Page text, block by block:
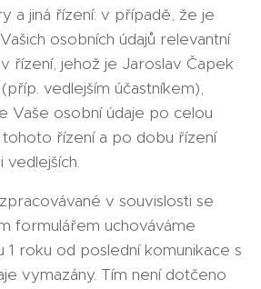
a jiná řízení: v případě, že je
osobních údajů relevantní
řízení, jehož je Jaroslav Čapek
vedlejším účastníkem),
Vaše osobní údaje po celou
řízení a po dobu řízení
vedlejších.
v souvislosti se
formulářem uchováváme
1 roku od poslední komunikace s
vymazány. Tím není dotčeno